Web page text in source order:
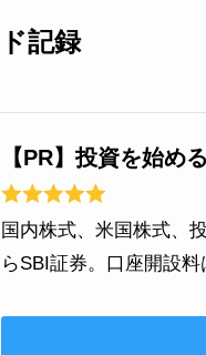
記録
【PR】投資を始め
国内株式、米国株式、
らSBI証券。口座開設料